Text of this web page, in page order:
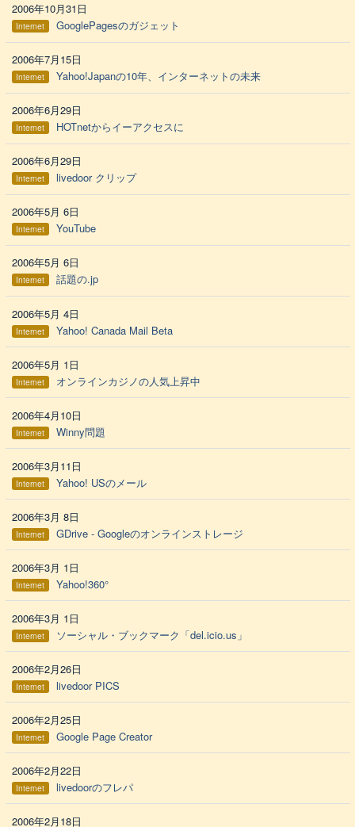
2006年10月31日
Internet GooglePagesのガジェット
2006年7月15日
Internet Yahoo!Japanの10年、インターネットの未来
2006年6月29日
Internet HOTnetからイーアクセスに
2006年6月29日
Internet livedoor クリップ
2006年5月 6日
Internet YouTube
2006年5月 6日
Internet 話題の.jp
2006年5月 4日
Internet Yahoo! Canada Mail Beta
2006年5月 1日
Internet オンラインカジノの人気上昇中
2006年4月10日
Internet Winny問題
2006年3月11日
Internet Yahoo! USのメール
2006年3月 8日
Internet GDrive - Googleのオンラインストレージ
2006年3月 1日
Internet Yahoo!360°
2006年3月 1日
Internet ソーシャル・ブックマーク「del.icio.us」
2006年2月26日
Internet livedoor PICS
2006年2月25日
Internet Google Page Creator
2006年2月22日
Internet livedoorのフレパ
2006年2月18日